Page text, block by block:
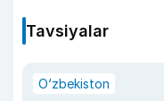
Tavsiyalar
O‘zbekiston